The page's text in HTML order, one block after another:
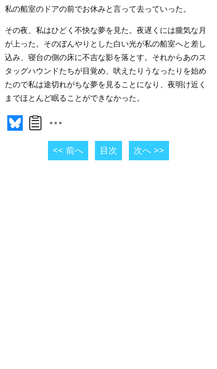
私の船室のドアの前でお休みと言って去っていった。
その夜、私はひどく不快な夢を見た。夜遅くには朧気な月
が上った。そのぼんやりとした白い光が私の船室へと差し
込み、寝台の側の床に不吉な影を落とす。それからあのス
タッグハウンドたちが目覚め、吠えたりうなったりを始め
たので私は途切れがちな夢を見ることになり、夜明け近く
までほとんど眠ることができなかった。
<< 前へ 目次 次へ >>